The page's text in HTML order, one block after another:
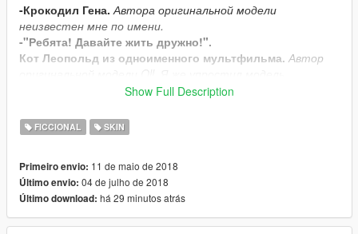
-Крокодил Гена. Автора оригинальной модели
неизвестен мне по имени.
-"Ребята! Давайте жить дружно!".
Кот Леопольд из одноименного мультфильма. Автор
сократив количество полигонов и создав новую УВВ-
мультиков, но делаю я всё долго и муторно,и вообще не
обещаю. Хотя...
всё норм в риге
-
есть маааахонькие, почти незаметные дырочки. Ну
совсем уж незаметные, Только я их нахожу...
Show Full Description
FICCIONAL SKIN
Primeiro envio: 11 de maio de 2018
Último envio: 04 de julho de 2018
Último download: há 29 minutos atrás